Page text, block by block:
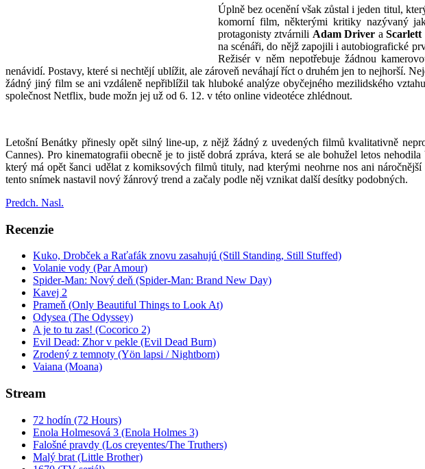
Úplně bez ocenění však zůstal i jeden titul,
komorní film, některými kritiky nazývaný
protagonisty ztvárnili Adam Driver aScarlett
na scénáři, do nějž zapojili i autobiografické
Režisér v něm nepotřebuje žádnou
nenávidí. Postavy, které si nechtějí ublížit, ale zároveň neváhají říct o druhém jen to nejhorší.
žádný jiný film se ani vzdáleně nepřiblížil tak hluboké analýze obyčejného mezilidského
společnost Netflix, bude možn jej už od 6. 12. v této online videotéce zhlédnout.
Letošní Benátky přinesly opět silný line-up, z nějž žádný z uvedených filmů kvalitativně
Cannes). Pro kinematografii obecně je to jistě dobrá zpráva, která se ale bohužel letos
který má opět šanci udělat z komiksových filmů tituly, nad kterými neohrne nos ani
tento snímek nastavil nový žánrový trend a začaly podle něj vznikat další desítky podobných.
Predch. Nasl.
Recenzie
Kuko, Drobček a Raťafák znovu zasahujú (Still Standing, Still Stuffed)
Volanie vody (Par Amour)
Spider-Man: Nový deň (Spider-Man: Brand New Day)
Kavej 2
Prameň (Only Beautiful Things to Look At)
Odysea (The Odyssey)
A je to tu zas! (Cocorico 2)
Evil Dead: Zhor v pekle (Evil Dead Burn)
Zrodený z temnoty (Yön lapsi / Nightborn)
Vaiana (Moana)
Stream
72 hodín (72 Hours)
Enola Holmesová 3 (Enola Holmes 3)
Falošné pravdy (Los creyentes/The Truthers)
Malý brat (Little Brother)